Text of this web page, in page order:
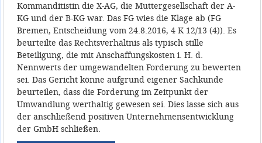
Kommanditistin die X-AG, die Muttergesellschaft der A-
KG und der B-KG war. Das FG wies die Klage ab (FG
Bremen, Entscheidung vom 24.8.2016, 4 K 12/13 (4)). Es
beurteilte das Rechtsverhältnis als typisch stille
Beteiligung, die mit Anschaffungskosten i. H. d.
Nennwerts der umgewandelten Forderung zu bewerten
sei. Das Gericht könne aufgrund eigener Sachkunde
beurteilen, dass die Forderung im Zeitpunkt der
Umwandlung werthaltig gewesen sei. Dies lasse sich aus
der anschließend positiven Unternehmensentwicklung
der GmbH schließen.